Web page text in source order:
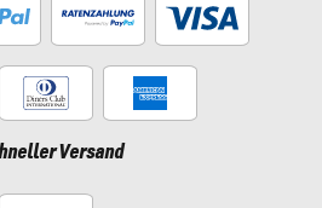
Versand